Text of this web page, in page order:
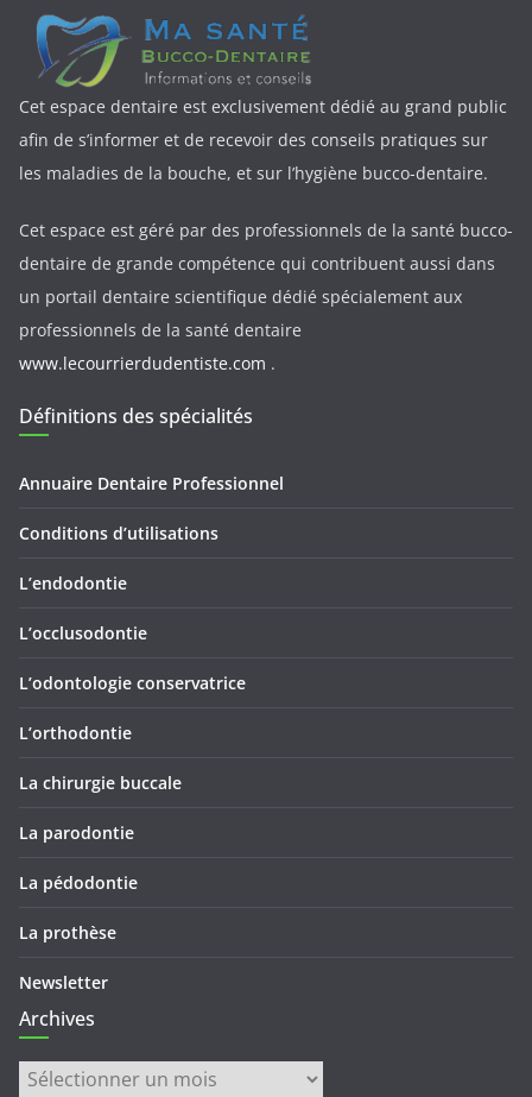
Cet espace dentaire est exclusivement dédié au grand public
afin de s’informer et de recevoir des conseils pratiques sur
les maladies de la bouche, et sur l’hygiène bucco-dentaire.
Cet espace est géré par des professionnels de la santé bucco-
dentaire de grande compétence qui contribuent aussi dans
un portail dentaire scientifique dédié spécialement aux
professionnels de la santé dentaire
www.lecourrierdudentiste.com .
Définitions des spécialités
Annuaire Dentaire Professionnel
Conditions d’utilisations
L’endodontie
L’occlusodontie
L’odontologie conservatrice
L’orthodontie
La chirurgie buccale
La parodontie
La pédodontie
La prothèse
Newsletter
Archives
Archives